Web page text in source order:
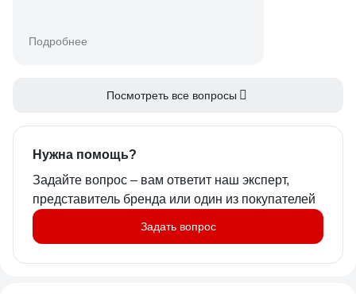
Подробнее
Посмотреть все вопросы
Нужна помощь?
Задайте вопрос – вам ответит наш эксперт,
представитель бренда или один из покупателей
Задать вопрос